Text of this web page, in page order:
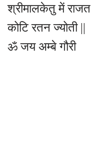
श्रीमालकेतु में राजत
कोटि रतन ज्योती ||
ॐ जय अम्बे गौरी